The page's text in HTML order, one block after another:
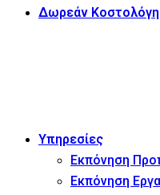
Δωρεάν
Υπηρεσίες
Εκπόνηση
Εκπόνηση